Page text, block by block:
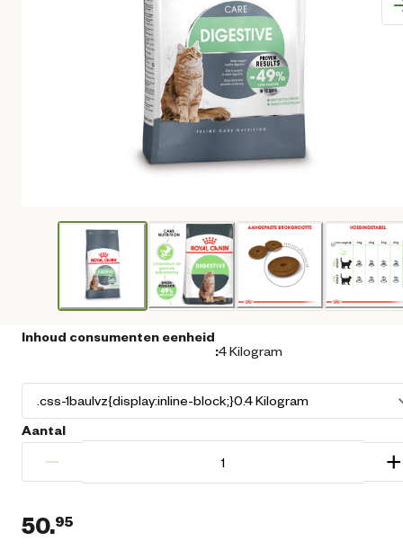
Inhoud consumenten eenheid
:4 Kilogram
Aantal
− +
50.95